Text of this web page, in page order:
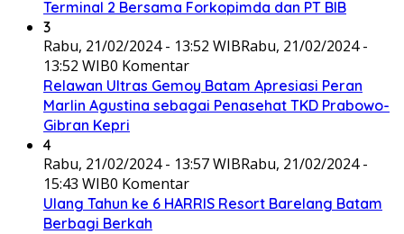
Terminal 2 Bersama Forkopimda dan PT BIB
3
Rabu, 21/02/2024 - 13:52 WIBRabu, 21/02/2024 -
13:52 WIB0 Komentar
Relawan Ultras Gemoy Batam Apresiasi Peran
Marlin Agustina sebagai Penasehat TKD Prabowo-
Gibran Kepri
4
Rabu, 21/02/2024 - 13:57 WIBRabu, 21/02/2024 -
15:43 WIB0 Komentar
Ulang Tahun ke 6 HARRIS Resort Barelang Batam
Berbagi Berkah